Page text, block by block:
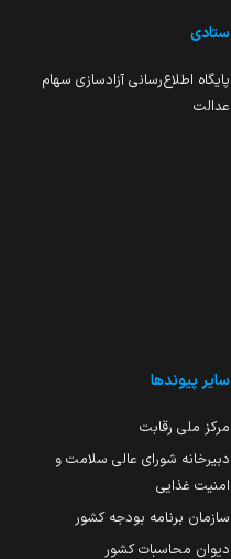
ستادی
پایگاه اطلاع‌رسانی آزادسازی سهام
عدالت
سایر پیوندها
مرکز ملی رقابت
دبیرخانه شورای عالی سلامت و
امنیت غذایی
سازمان برنامه بودجه کشور
دیوان محاسبات کشور